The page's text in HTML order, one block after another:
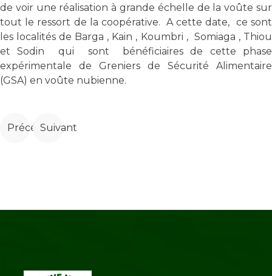
de voir une réalisation à grande échelle de la voûte sur
tout le ressort de la coopérative. A cette date, ce sont
les localités de Barga , Kain , Koumbri , Somiaga , Thiou
et Sodin qui sont bénéficiaires de cette phase
expérimentale de Greniers de Sécurité Alimentaire
(GSA) en voûte nubienne.
Article précédent : Projet de renforcement des
PrécédentArticle suivant : Viimbaoré et les maires de la
Suivant